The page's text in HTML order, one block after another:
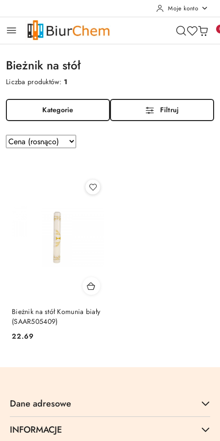
Moje konto
Bieżnik na stół
Liczba produktów: 1
Kategorie Filtruj
Zastosowano
sortowanie:
Sortuj
według
Bieżnik na stół Komunia biały
(SAAR505409)
Cena:
22.69
Dane adresowe
INFORMACJE